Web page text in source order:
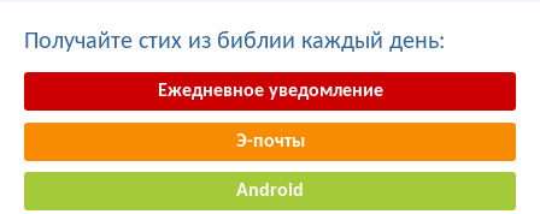
Получайте стих из библии каждый день:
Ежедневное уведомление
Э-почты
Android